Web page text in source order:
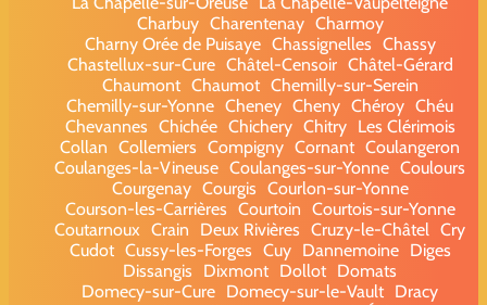
Charbuy Charentenay Charmoy
Charny Orée de Puisaye Chassignelles Chassy
Chastellux-sur-Cure Châtel-Censoir Châtel-Gérard
Chaumont Chaumot Chemilly-sur-Serein
Chemilly-sur-Yonne Cheney Cheny Chéroy Chéu
Chevannes Chichée Chichery Chitry
Les Clérimois
Collan Collemiers Compigny Cornant Coulangeron
Coulanges-la-Vineuse Coulanges-sur-Yonne Coulours
Courgenay Courgis Courlon-sur-Yonne
Courson-les-Carrières Courtoin Courtois-sur-Yonne
Coutarnoux Crain Deux Rivières Cruzy-le-Châtel Cry
Cudot Cussy-les-Forges Cuy Dannemoine
Diges
Dissangis
Dixmont Dollot Domats
Domecy-sur-Cure Domecy-sur-le-Vault Dracy